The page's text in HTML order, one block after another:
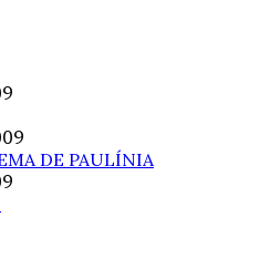
DE PAULÍNIA